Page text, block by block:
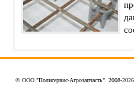
© ООО "Полисервис-Агрозапчасть". 2008-